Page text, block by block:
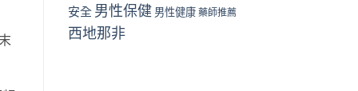
安全 男性保健 男性健康 藥師推薦
西地那非